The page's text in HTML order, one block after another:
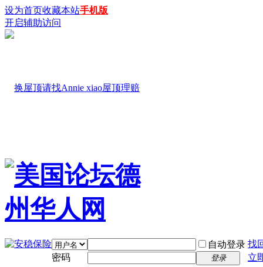
设为首页收藏本站手机版
开启辅助访问
自动登录 找
密码
登录 立